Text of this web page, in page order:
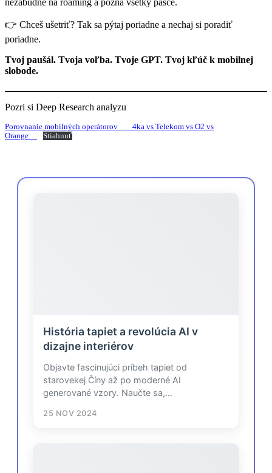
nezabudne na roaming a pozná všetky pasce.
👉 Chceš ušetriť? Tak sa pýtaj poriadne a nechaj si poradiť
poriadne.
Tvoj paušál. Tvoja voľba. Tvoje GPT. Tvoj kľúč k mobilnej
slobode.
Pozri si Deep Research analyzu
Porovnanie mobilných operátorov_ __4ka vs Telekom vs O2 vs
Orange__
Stiahnuť
Nauč sa, ako efektívne používať
štýlové referencie v Midjourney
Štýlové referencie v Midjourney sú
nástrojom pre tvorbu vizuálne
návrhov interiérov. Tento prístup…
História tapiet a revolúcia AI v
dizajne interiérov
Objavte fascinujúci príbeh tapiet od
starovekej Číny až po moderné AI
generované vzory. Naučte sa,…
25 NOV 2024